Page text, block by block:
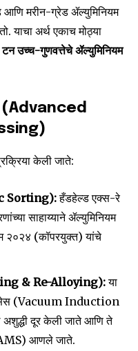
address on our website
worry, we respect
Your information is
75
आणि मरीन-ग्रेड ॲल्युमिनियम
याचा अर्थ एकाच मोठ्या
उच्च-गुणवत्तेचे ॲल्युमिनियम
(Advanced
केली जाते:
Sorting):हँडहेल्ड एक्स-रे
साहाय्याने ॲल्युमिनियम
२०२४ (कॉपरयुक्त) यांचे
& Re-Alloying):या
(Vacuum Induction
दूर केली जाते आणि ते
(AMS) आणले जाते.